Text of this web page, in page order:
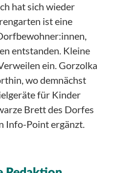
hat sich wieder
ist eine
entstanden. Kleine
ein. Gorzolka
wo demnächst
für Kinder
Brett des Dorfes
Info-Point ergänzt.